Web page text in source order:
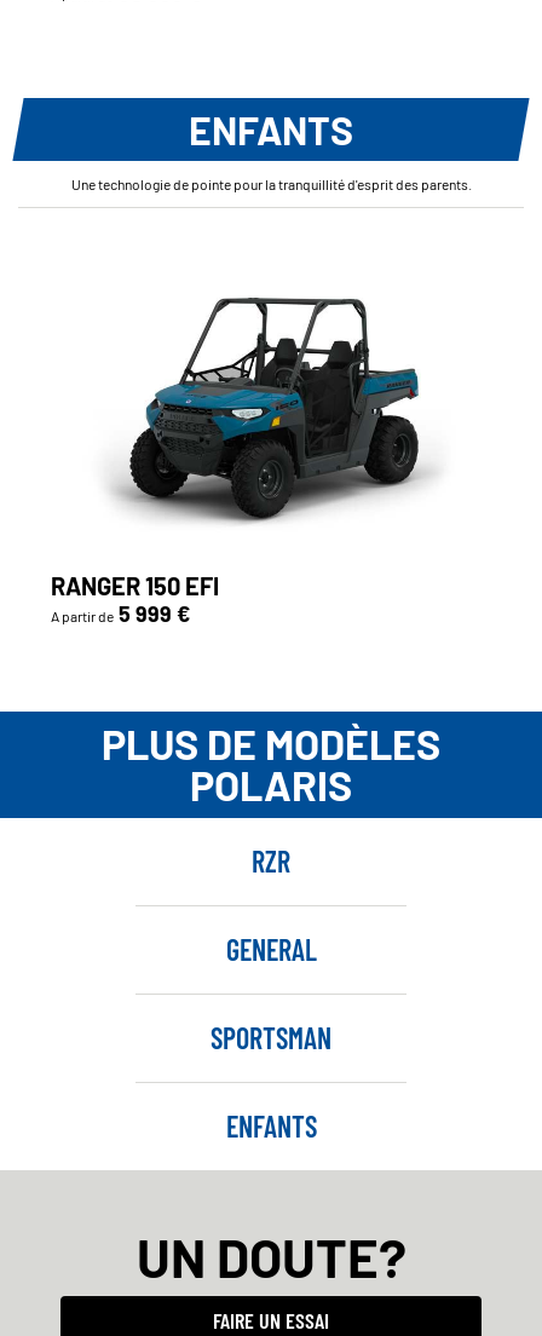
ENFANTS
Une technologie de pointe pour la tranquillité d'esprit des parents.
RANGER 150 EFI
A partir de 5 999 €
PLUS DE MODÈLES
POLARIS
RZR
GENERAL
SPORTSMAN
ENFANTS
UN DOUTE?
FAIRE UN ESSAI